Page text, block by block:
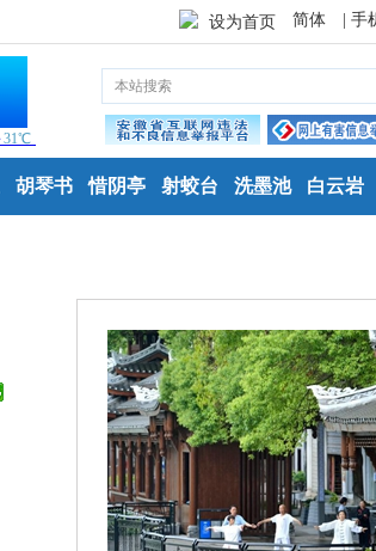
设为首页 简体 | 手
胡琴书 惜阴亭 射蛟台 洗墨池 白云岩